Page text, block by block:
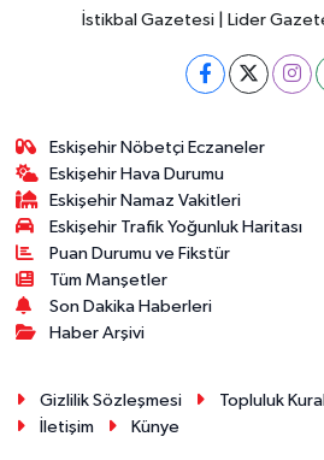
İstikbal Gazetesi | Lider
Eskişehir Nöbetçi Eczaneler
Eskişehir Hava Durumu
Eskişehir Namaz Vakitleri
Eskişehir Trafik Yoğunluk Haritası
Puan Durumu ve Fikstür
Tüm Manşetler
Son Dakika Haberleri
Haber Arşivi
Gizlilik Sözleşmesi Topluluk
İletişim
Künye